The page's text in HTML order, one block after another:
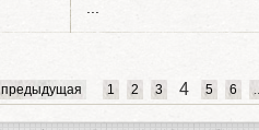
предыдущая 1 2 3 4 5 6